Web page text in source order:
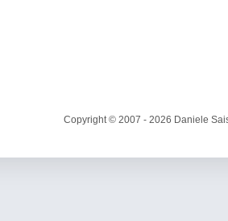
Copyright © 2007 - 2026 Daniele